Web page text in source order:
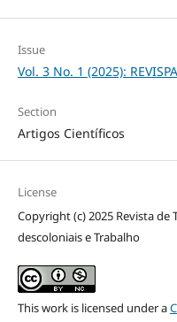
Issue
Vol. 3 No. 1 (2025):
Section
Artigos Científicos
License
Copyright (c) 2025 Revista
descoloniais e Trabalho
This work is licensed under a